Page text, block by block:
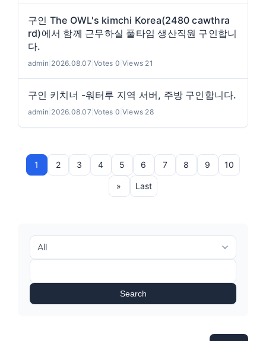
구인 The OWL's kimchi Korea(2480 cawthra
rd)에서 함께 근무하실 풀타임 생산직원 구인합니
다.
admin 2026.08.07 |Votes 0 |Views 21
구인 키치너 -워터루 지역 서버, 주방 구인합니다.
admin 2026.08.07 |Votes 0 |Views 28
1 2 3 4 5 6 7 8 9 10
» Last
Search